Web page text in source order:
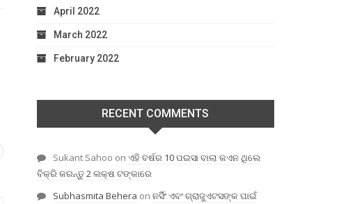
April 2022
March 2022
February 2022
RECENT COMMENTS
Sukant Sahoo on ଏହି ବର୍ଷର 10 ପଇସା ବାଲା କଏନ ଥିଲେ
ବିକ୍ରି କରନ୍ତୁ 2 ଲକ୍ଷ ଟଙ୍କାରେ
Subhasmita Behera on ନର୍ସିଂ ଏବଂ ଗ୍ରାଜୁଏଟସଙ୍କ ପାଇଁ